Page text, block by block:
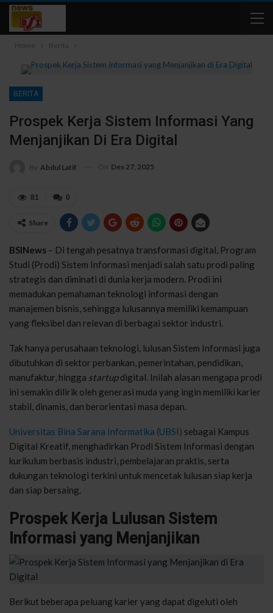
Home Berita
BERITA
Prospek Kerja Sistem Informasi Yang
Menjanjikan Di Era Digital
By Abdul Latif On Des 27, 2025
0
81
Share
BSINews – Di tengah pesatnya transformasi digital, Program
Studi (Prodi) Sistem Informasi menjadi salah satu prodi paling
strategis dan diminati di dunia kerja modern. Prodi ini
memadukan pemahaman teknologi informasi dengan
manajemen bisnis, sehingga lulusannya memiliki kemampuan
yang fleksibel dan relevan di berbagai sektor industri.
Tak hanya perusahaan teknologi, lulusan Sistem Informasi juga
dibutuhkan di sektor perbankan, pemerintahan, pendidikan,
manufaktur, hingga startupdigital. Inilah alasan mengapa prodi
ini semakin dilirik oleh generasi muda yang ingin memiliki karier
stabil, dinamis, dan berorientasi masa depan.
Universitas Bina Sarana Informatika (UBSI) sebagai Kampus
Digital Kreatif, menghadirkan Prodi Sistem Informasi dengan
kurikulum berbasis industri, pembelajaran praktis, serta
dukungan teknologi terkini untuk mencetak lulusan siap kerja
dan siap bersaing.
Prospek Kerja Lulusan Sistem
Informasi yang Menjanjikan
Berikut beberapa peluang karier yang dapat digeluti oleh